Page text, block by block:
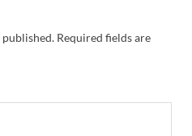
Required fields are